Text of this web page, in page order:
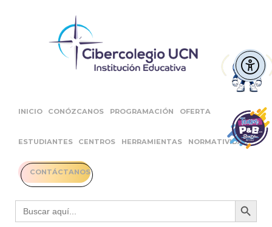
INICIO CONÓZCANOS PROGRAMACIÓN OFERTA
ESTUDIANTES CENTROS HERRAMIENTAS NORMATIVIDAD
CONTÁCTANOS
Buscar: Botón